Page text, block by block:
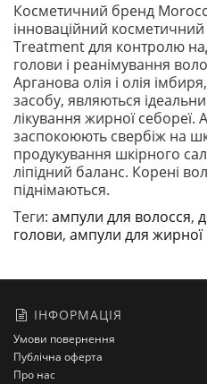
Косметичний бренд
інноваційний
Treatment для контролю
голови і реанімування
Арганова олія і олія
засобу, являються
лікування жирної себореї.
заспокоюють свербіж на
продукування шкірного
ліпідний баланс. Корені
піднімаються.
Теги: ампули для волосся,
голови, ампули для жирної
ІНФОРМАЦІЯ
Умови повернення
Публічна оферта
Про нас